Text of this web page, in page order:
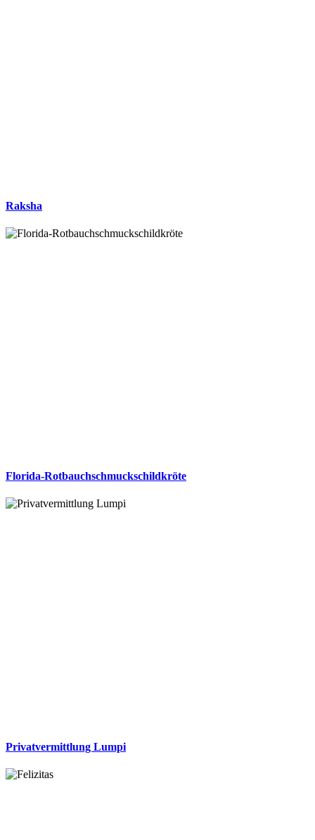
Raksha
Florida-Rotbauchschmuckschildkröte
Privatvermittlung Lumpi